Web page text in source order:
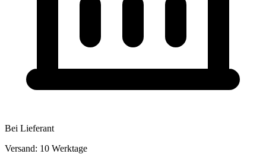
Bei Lieferant
Versand: 10 Werktage